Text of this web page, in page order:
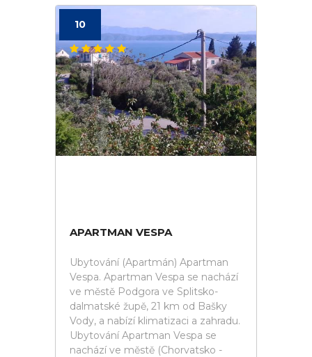
10
APARTMAN VESPA
Ubytování (Apartmán) Apartman
Vespa. Apartman Vespa se nachází
ve městě Podgora ve Splitsko-
dalmatské župě, 21 km od Bašky
Vody, a nabízí klimatizaci a zahradu.
Ubytování Apartman Vespa se
nachází ve městě (Chorvatsko -